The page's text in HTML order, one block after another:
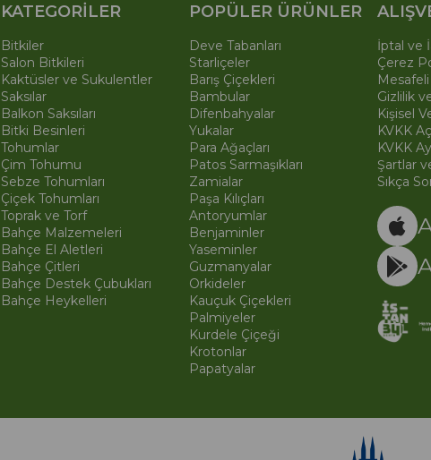
KATEGORİLER
Bitkiler
Salon Bitkileri
Kaktüsler ve Sukulentler
Saksılar
Balkon Saksıları
Bitki Besinleri
Tohumlar
Çim Tohumu
Sebze Tohumları
Çiçek Tohumları
Toprak ve Torf
Bahçe Malzemeleri
Bahçe El Aletleri
Bahçe Çitleri
Bahçe Destek Çubukları
Bahçe Heykelleri
POPÜLER ÜRÜNLER
Deve Tabanları
Starliçeler
Barış Çiçekleri
Bambular
Difenbahyalar
Yukalar
Para Ağaçları
Patos Sarmaşıkları
Zamialar
Paşa Kılıçları
Antoryumlar
Benjaminler
Yaseminler
Guzmanyalar
Orkideler
Kauçuk Çiçekleri
Palmiyeler
Kurdele Çiçeği
Krotonlar
Papatyalar
İptal ve
Çerez
Gizlilik
Kişisel
KVKK
KVKK
Şartlar
Sıkça